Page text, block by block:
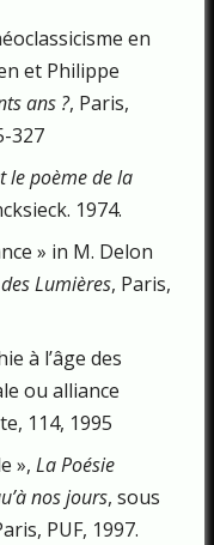
en
et Philippe
ans ?, Paris,
327
le poème de la
1974.
» in M. Delon
Lumières, Paris,
à l’âge des
ou alliance
114, 1995
», La Poésie
nos jours, sous
PUF, 1997.